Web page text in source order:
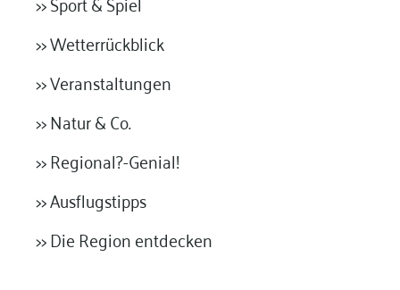
>> Wetterrückblick
>> Veranstaltungen
>> Natur & Co.
>> Regional?-Genial!
>> Ausflugstipps
>> Die Region entdecken